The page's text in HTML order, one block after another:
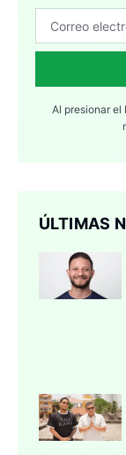
Al presionar el
ÚLTIMAS